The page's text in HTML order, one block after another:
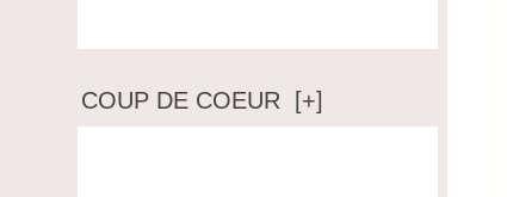
COUP DE COEUR [+]